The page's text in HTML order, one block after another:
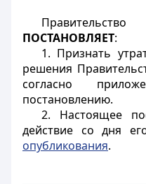
Правительство
ПОСТАНОВЛЯЕТ:
1. Признать
решения
согласно
постановлению.
2. Настоящее
действие со дня
опубликования.